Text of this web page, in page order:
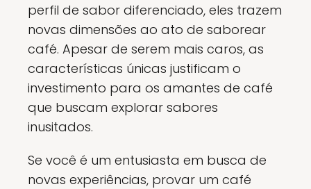
perfil de sabor diferenciado, eles trazem
novas dimensões ao ato de saborear
café. Apesar de serem mais caros, as
características únicas justificam o
investimento para os amantes de café
que buscam explorar sabores
inusitados.
Se você é um entusiasta em busca de
novas experiências, provar um café